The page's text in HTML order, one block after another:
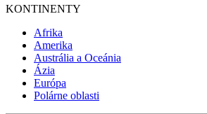
KONTINENTY
Afrika
Amerika
Austrália a Oceánia
Ázia
Európa
Polárne oblasti